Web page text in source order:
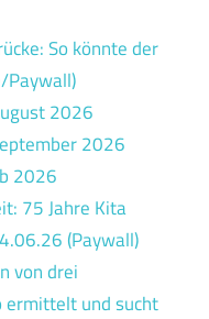
So könnte der
Paywall)
2026
2026
2026
75 Jahre Kita
(Paywall)
von drei
ermittelt und sucht